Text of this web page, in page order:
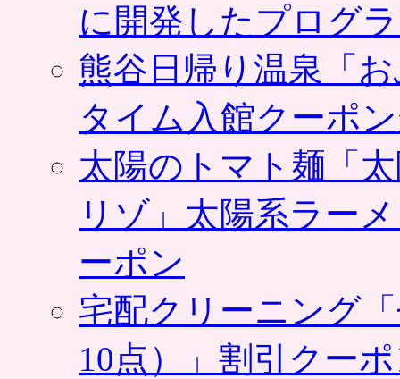
に開発したプログ
熊谷日帰り温泉「
タイム入館クーポ
太陽のトマト麺「
リゾ」太陽系ラー
ーポン
宅配クリーニング
10点）」割引クー